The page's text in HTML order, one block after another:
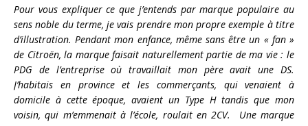
Pour vous expliquer ce que j’entends par marque populaire au
sens noble du terme, je vais prendre mon propre exemple à titre
d’illustration. Pendant mon enfance, même sans être un « fan »
de Citroën, la marque faisait naturellement partie de ma vie : le
PDG de l’entreprise où travaillait mon père avait une DS.
J’habitais en province et les commerçants, qui venaient à
domicile à cette époque, avaient un Type H tandis que mon
voisin, qui m’emmenait à l’école, roulait en 2CV. Une marque